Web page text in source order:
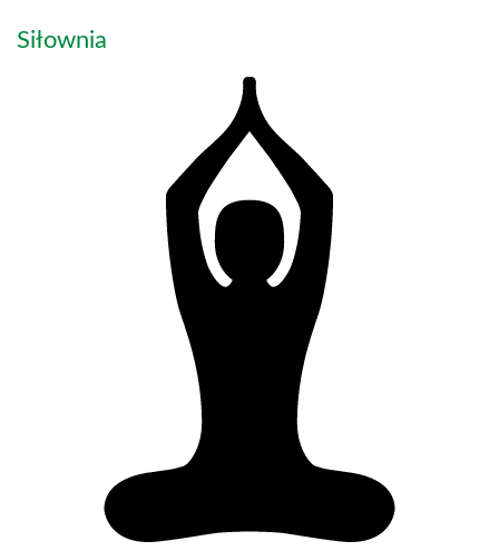
Siłownia